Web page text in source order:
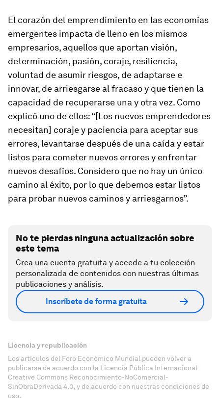
El corazón del emprendimiento en las economías
emergentes impacta de lleno en los mismos
empresarios, aquellos que aportan visión,
determinación, pasión, coraje, resiliencia,
voluntad de asumir riesgos, de adaptarse e
innovar, de arriesgarse al fracaso y que tienen la
capacidad de recuperarse una y otra vez. Como
explicó uno de ellos: “[Los nuevos emprendedores
necesitan] coraje y paciencia para aceptar sus
errores, levantarse después de una caída y estar
listos para cometer nuevos errores y enfrentar
nuevos desafíos. Considero que no hay un único
camino al éxito, por lo que debemos estar listos
para probar nuevos caminos y arriesgarnos”.
No te pierdas ninguna actualización sobre
este tema
Crea una cuenta gratuita y accede a tu colección
personalizada de contenidos con nuestras últimas
publicaciones y análisis.
Inscríbete de forma gratuita
Licencia y republicación
Los artículos del Foro Económico Mundial pueden volver a
publicarse de acuerdo con la Licencia Pública Internacional
Creative Commons Reconocimiento-NoComercial-
SinObraDerivada 4.0, y de acuerdo con nuestras condiciones de
uso.